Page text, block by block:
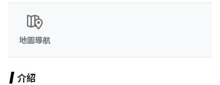
地圖導航
介紹